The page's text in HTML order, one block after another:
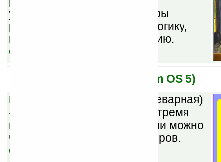
утверждается, подобные игры
развивают концентрацию, логику,
внимание, память и фантазию.
Скачать
Garnet OS (бывшая Palm OS 5)
Rollers for Palm v1.18
(шареварная)
— лабиринт-головоломка с тремя
шарами, управлять которыми можно
через выстраивание коридоров.
Скачать